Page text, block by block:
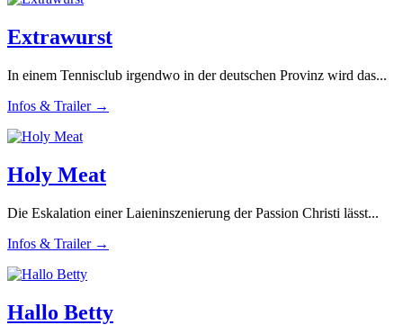
Extrawurst
In einem Tennisclub irgendwo in der deutschen Provinz wird das...
Infos & Trailer →
Holy Meat
Die Eskalation einer Laieninszenierung der Passion Christi lässt...
Infos & Trailer →
Hallo Betty